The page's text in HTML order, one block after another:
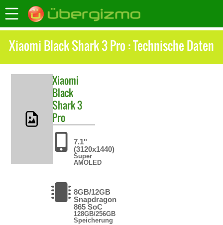
Xiaomi Black Shark 3 Pro : Technische Daten
Xiaomi
Black
Shark 3
Pro
7.1"
(3120x1440)
Super
AMOLED
8GB/12GB
Snapdragon
865 SoC
128GB/256GB
Speicherung